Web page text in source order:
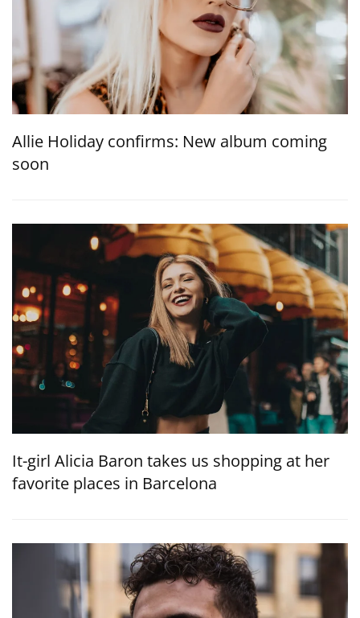
Allie Holiday confirms: New album coming
soon
It-girl Alicia Baron takes us shopping at her
favorite places in Barcelona